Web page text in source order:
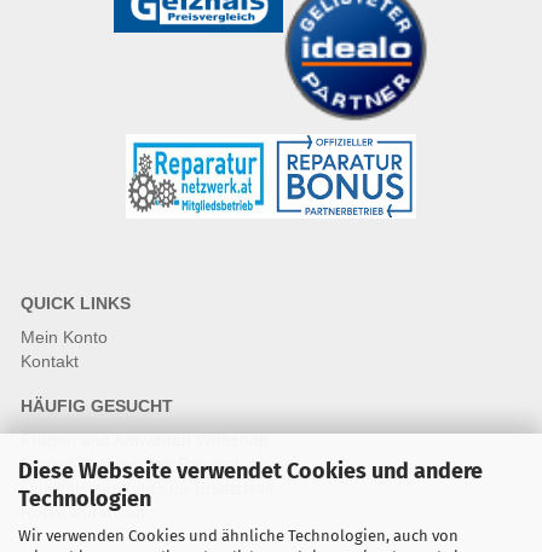
Diese Webseite verwendet Cookies und andere
Technologien
Wir verwenden Cookies und ähnliche Technologien, auch von
QUICK LINKS
Mein Konto
Kontakt
HÄUFIG GESUCHT
Fragen und Antworten Webshop
Fragen & Antworten Reparatur
Qualitätsstandards für Ersatzteile
Reparaturablauf